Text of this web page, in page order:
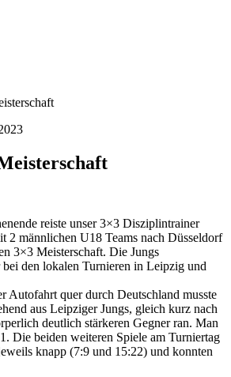
reiste unser 3×3 Disziplintrainer
2 männlichen U18 Teams nach Düsseldorf
3×3 Meisterschaft. Die Jungs
den lokalen Turnieren in Leipzig und
Autofahrt quer durch Deutschland musste
aus Leipziger Jungs, gleich kurz nach
deutlich stärkeren Gegner ran. Man
Die beiden weiteren Spiele am Turniertag
knapp (7:9 und 15:22) und konnten